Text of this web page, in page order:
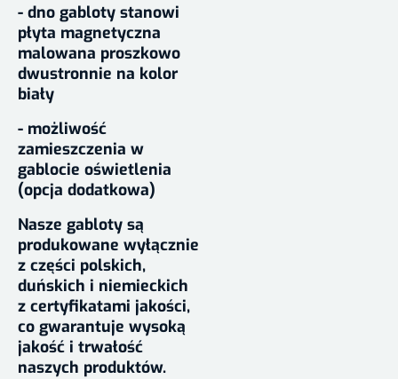
- dno gabloty stanowi
płyta magnetyczna
malowana proszkowo
dwustronnie na kolor
biały
- możliwość
zamieszczenia w
gablocie oświetlenia
(opcja dodatkowa)
Nasze gabloty są
produkowane wyłącznie
z części polskich,
duńskich i niemieckich
z certyfikatami jakości,
co gwarantuje wysoką
jakość i trwałość
naszych produktów.